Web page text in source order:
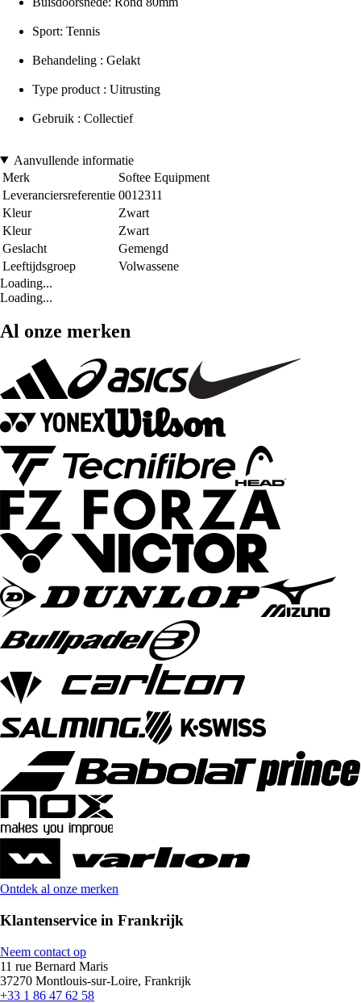
Sport: Tennis
Behandeling : Gelakt
Type product : Uitrusting
Gebruik : Collectief
Aanvullende informatie
Merk
Softee Equipment
Leveranciersreferentie 0012311
Kleur
Zwart
Kleur
Zwart
Geslacht
Gemengd
Leeftijdsgroep
Volwassene
Loading...
Loading...
Al onze merken
Ontdek al onze merken
Klantenservice in Frankrijk
Neem contact op
11 rue Bernard Maris
37270 Montlouis-sur-Loire, Frankrijk
+33 1 86 47 62 58